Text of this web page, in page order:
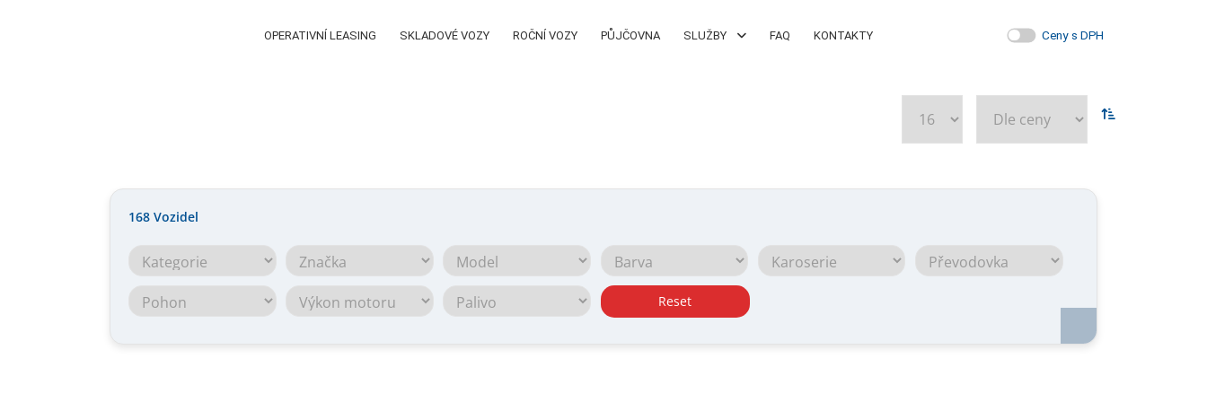
OPERATIVNÍ LEASING SKLADOVÉ VOZY ROČNÍ VOZY PŮJČOVNA SLUŽBY FAQ KONTAKTY Ceny s DPH
168 Vozidel
Reset